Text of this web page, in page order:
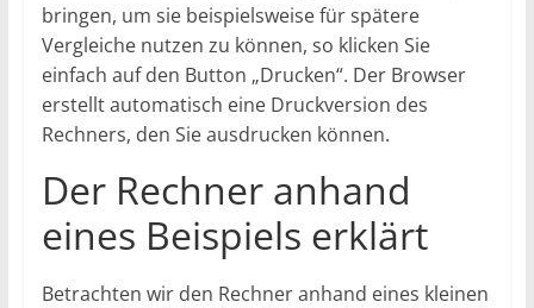
bringen, um sie beispielsweise für spätere
Vergleiche nutzen zu können, so klicken Sie
einfach auf den Button „Drucken“. Der Browser
erstellt automatisch eine Druckversion des
Rechners, den Sie ausdrucken können.
Der Rechner anhand
eines Beispiels erklärt
Betrachten wir den Rechner anhand eines kleinen